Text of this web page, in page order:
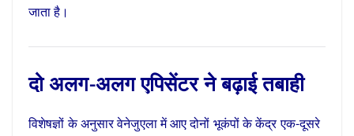
जाता है।
दो अलग-अलग एपिसेंटर ने बढ़ाई तबाही
विशेषज्ञों के अनुसार वेनेजुएला में आए दोनों भूकंपों के केंद्र एक-दूसरे